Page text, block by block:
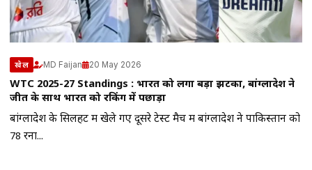
खेल MD Faijan 20 May 2026
WTC 2025-27 Standings : भारत को लगा बड़ा झटका, बांग्लादेश ने
जीत के साथ भारत को रैंकिंग में पछाड़ा
बांग्लादेश के सिलहट में खेले गए दूसरे टेस्ट मैच में बांग्लादेश ने पाकिस्तान को
78 रनों...